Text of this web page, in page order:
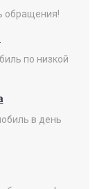
обращения!
по низкой
в день